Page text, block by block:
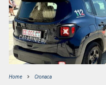
Home Cronaca